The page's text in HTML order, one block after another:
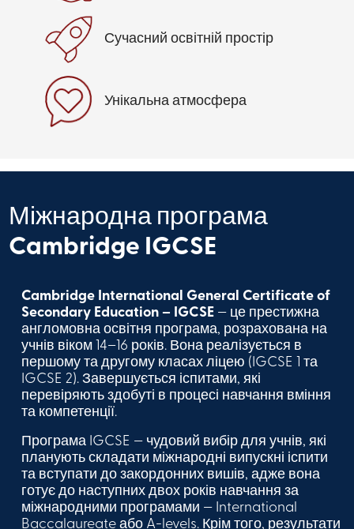
Сучасний освітній простір
Унікальна атмосфера
Міжнародна програма
Cambridge IGCSE
Cambridge International General Certificate of
Secondary Education – IGCSE — це престижна
англомовна освітня програма, розрахована на
учнів віком 14–16 років. Вона реалізується в
першому та другому класах ліцею (IGCSE 1 та
IGCSE 2). Завершується іспитами, які
перевіряють здобуті в процесі навчання вміння
та компетенції.
Програма IGCSE — чудовий вибір для учнів, які
планують складати міжнародні випускні іспити
та вступати до закордонних вишів, адже вона
готує до наступних двох років навчання за
міжнародними програмами — International
Baccalaureate або A-levels. Крім того, результати